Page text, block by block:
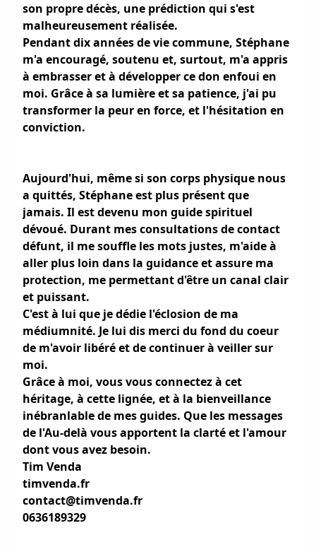
son propre décès, une prédiction qui s'est
malheureusement réalisée.
Pendant dix années de vie commune, Stéphane
m'a encouragé, soutenu et, surtout, m'a appris
à embrasser et à développer ce don enfoui en
moi. Grâce à sa lumière et sa patience, j'ai pu
transformer la peur en force, et l'hésitation en
conviction.
Aujourd'hui, même si son corps physique nous
a quittés, Stéphane est plus présent que
jamais. Il est devenu mon guide spirituel
dévoué. Durant mes consultations de contact
défunt, il me souffle les mots justes, m'aide à
aller plus loin dans la guidance et assure ma
protection, me permettant d'être un canal clair
et puissant.
C'est à lui que je dédie l'éclosion de ma
médiumnité. Je lui dis merci du fond du coeur
de m'avoir libéré et de continuer à veiller sur
moi.
Grâce à moi, vous vous connectez à cet
héritage, à cette lignée, et à la bienveillance
inébranlable de mes guides. Que les messages
de l'Au-delà vous apportent la clarté et l'amour
dont vous avez besoin.
Tim Venda
timvenda.fr
contact@timvenda.fr
0636189329